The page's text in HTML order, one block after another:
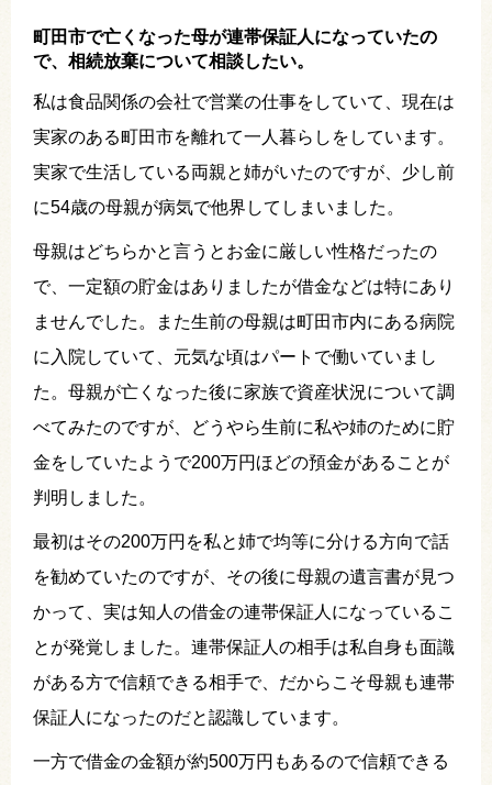
町田市で亡くなった母が連帯保証人になっていたの
で、相続放棄について相談したい。
私は食品関係の会社で営業の仕事をしていて、現在は
実家のある町田市を離れて一人暮らしをしています。
実家で生活している両親と姉がいたのですが、少し前
に54歳の母親が病気で他界してしまいました。
母親はどちらかと言うとお金に厳しい性格だったの
で、一定額の貯金はありましたが借金などは特にあり
ませんでした。また生前の母親は町田市内にある病院
に入院していて、元気な頃はパートで働いていまし
た。母親が亡くなった後に家族で資産状況について調
べてみたのですが、どうやら生前に私や姉のために貯
金をしていたようで200万円ほどの預金があることが
判明しました。
最初はその200万円を私と姉で均等に分ける方向で話
を勧めていたのですが、その後に母親の遺言書が見つ
かって、実は知人の借金の連帯保証人になっているこ
とが発覚しました。連帯保証人の相手は私自身も面識
がある方で信頼できる相手で、だからこそ母親も連帯
保証人になったのだと認識しています。
一方で借金の金額が約500万円もあるので信頼できる